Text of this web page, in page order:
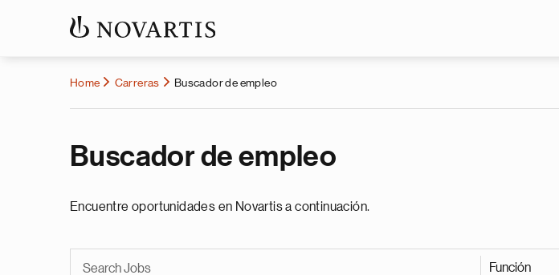
Home Carreras Buscador de empleo
Buscador de empleo
Encuentre oportunidades en Novartis a continuación.
Función